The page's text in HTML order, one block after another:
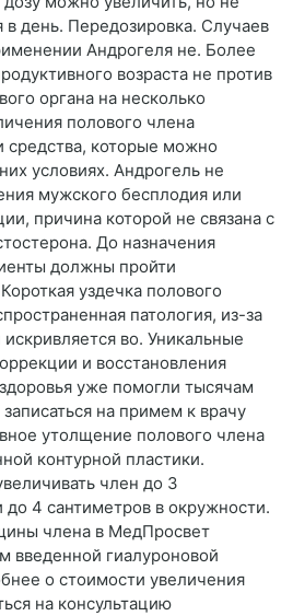
в день. Передозировка. Случаев
Андрогеля не. Более
возраста не против
органа на несколько
полового члена
средства, которые можно
условиях. Андрогель не
мужского бесплодия или
причина которой не связана с
До назначения
должны пройти
уздечка полового
патология, из-за
во. Уникальные
и восстановления
уже помогли тысячам
на примем к врачу
утолщение полового члена
контурной пластики.
член до 3
до 4 сантиметров в окружности.
члена в МедПросвет
введенной гиалуроновой
о стоимости увеличения
на консультацию